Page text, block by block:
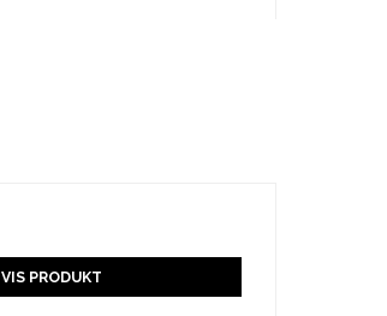
VIS PRODUKT